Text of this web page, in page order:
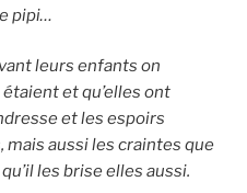
pipi…
leurs enfants on
et qu’elles ont
et les espoirs
mais aussi les craintes que
les brise elles aussi.